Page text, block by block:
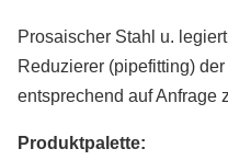
Prosaischer Stahl u.
Reduzierer (pipefitting)
entsprechend auf Anfrage
Produktpalette: